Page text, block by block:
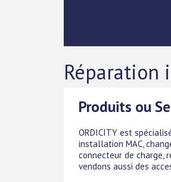
Produits ou
ORDICITY est
installation MAC,
connecteur de charge,
vendons aussi des